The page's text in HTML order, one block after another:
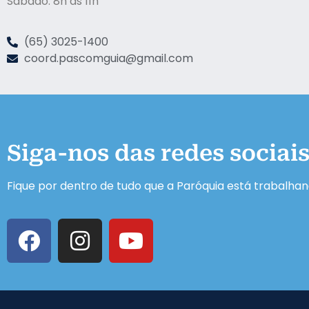
(65) 3025-1400
coord.pascomguia@gmail.com
Siga-nos das redes sociais
Fique por dentro de tudo que a Paróquia está